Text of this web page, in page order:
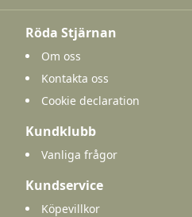
Röda Stjärnan
Om oss
Kontakta oss
Cookie declaration
Kundklubb
Vanliga frågor
Kundservice
Köpevillkor